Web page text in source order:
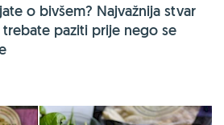
o bivšem? Najvažnija stvar
trebate paziti prije nego se